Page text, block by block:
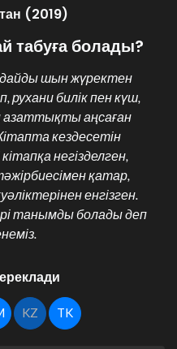
(2019)
табуға болады?
шын жүректен
рухани билік пен күш,
азаттықты аңсаған
кездесетін
негізделген,
қатар,
енгізген.
танымды болады деп
KZ TK